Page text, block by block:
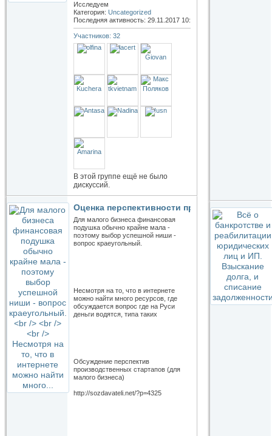
Исследуем
Категория: Uncategorized
Последняя активность: 29.11.2017 10:19
Участников: 32
В этой группе ещё не было
дискуссий.
Оценка перспективности производственных
Для малого бизнеса финансовая
подушка обычно крайне мала -
поэтому выбор успешной ниши -
вопрос краеугольный.
Несмотря на то, что в интернете
можно найти много ресурсов, где
обсуждается вопрос где на Руси
деньги водятся, типа таких
Обсуждение перспектив
производственных стартапов (для
малого бизнеса)
http://sozdavateli.net/?p=4325